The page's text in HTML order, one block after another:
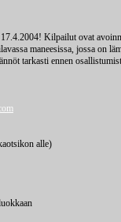
Kilpailut ovat
maneesissa, jossa on
tarkasti ennen
alle)